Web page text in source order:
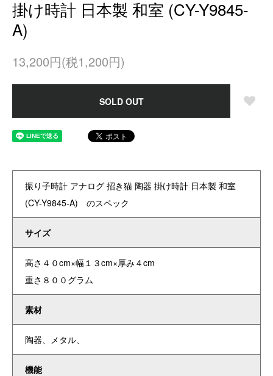
掛け時計 日本製 和室 (CY-Y9845-
A)
13,200円(税1,200円)
SOLD OUT
振り子時計 アナログ 招き猫 陶器 掛け時計 日本製 和室
(CY-Y9845-A) のスペック
サイズ
高さ４０cm×幅１３cm×厚み４cm
重さ８００グラム
素材
陶器、メタル、
機能